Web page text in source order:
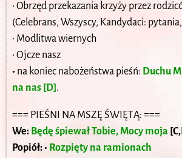
• Obrzęd przekazania krzyży przez
(Celebrans, Wszyscy, Kandydaci:
• Modlitwa wiernych
• Ojcze nasz
• na koniec nabożeństwa pieśń: Duchu
na nas [D].
=== PIEŚNI NA MSZĘ ŚWIĘTĄ: ===
We: Będę śpiewał Tobie, Mocy moja
Popiół: • Rozpięty na ramionach